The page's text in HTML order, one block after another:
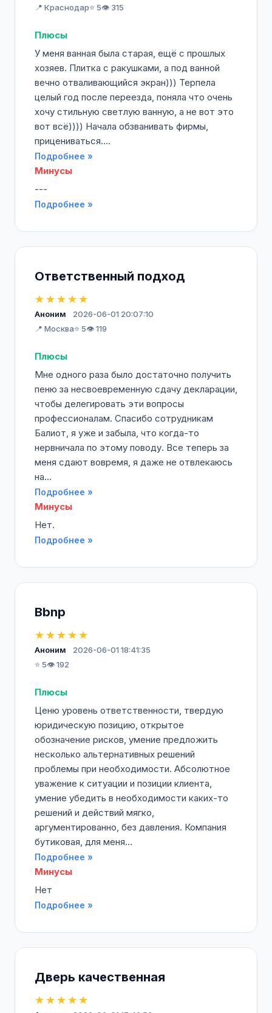
📍 Краснодар⭐ 5👁️ 315
Плюсы
У меня ванная была старая, ещё с прошлых
хозяев. Плитка с ракушками, а под ванной
вечно отваливающийся экран))) Терпела
целый год после переезда, поняла что очень
хочу стильную светлую ванную, а не вот это
вот всё)))) Начала обзванивать фирмы,
прицениваться....
Подробнее »
Минусы
---
Подробнее »
Ответственный подход
★★★★★
Аноним
2026-06-01 20:07:10
📍 Москва⭐ 5👁️ 119
Плюсы
Мне одного раза было достаточно получить
пеню за несвоевременную сдачу декларации,
чтобы делегировать эти вопросы
профессионалам. Спасибо сотрудникам
Балиот, я уже и забыла, что когда-то
нервничала по этому поводу. Все теперь за
меня сдают вовремя, я даже не отвлекаюсь
на...
Подробнее »
Минусы
Нет.
Подробнее »
Bbnp
★★★★★
Аноним
2026-06-01 18:41:35
⭐ 5👁️ 192
Плюсы
Ценю уровень ответственности, твердую
юридическую позицию, открытое
обозначение рисков, умение предложить
несколько альтернативных решений
проблемы при необходимости. Абсолютное
уважение к ситуации и позиции клиента,
умение убедить в необходимости каких-то
решений и действий мягко,
аргументированно, без давления. Компания
бутиковая, для меня...
Подробнее »
Минусы
Нет
Подробнее »
Дверь качественная
★★★★★